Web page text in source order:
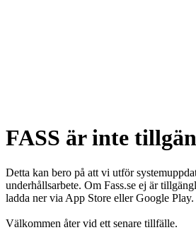
FASS är inte
Detta kan bero på att vi utför
underhållsarbete. Om Fass.se ej är
ladda ner via App Store eller Google Play.
Välkommen åter vid ett senare tillfälle.